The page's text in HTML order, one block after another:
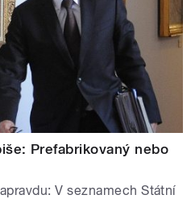
Prefabrikovaný nebo
V seznamech Státní